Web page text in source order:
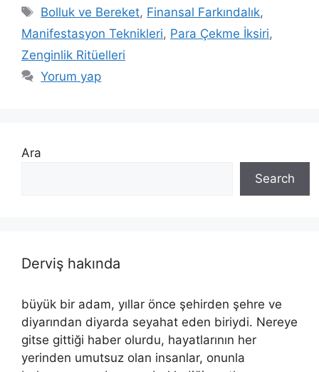
Bolluk ve Bereket, Finansal Farkındalık,
Manifestasyon Teknikleri, Para Çekme İksiri,
Zenginlik Ritüelleri
Yorum yap
Ara
Search
Derviş hakında
büyük bir adam, yıllar önce şehirden şehre ve
diyarından diyarda seyahat eden biriydi. Nereye
gitse gittiği haber olurdu, hayatlarının her
yerinden umutsuz olan insanlar, onunla